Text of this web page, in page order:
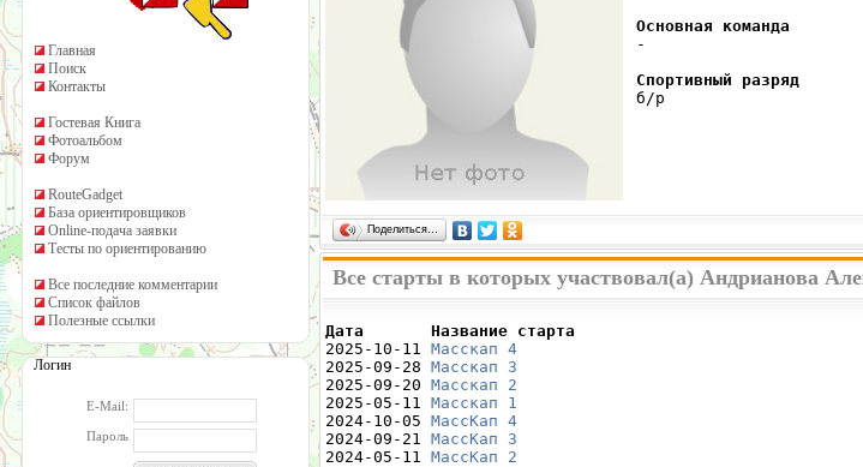
Главная
Поиск
Контакты
Гостевая Книга
Фотоальбом
Форум
RouteGadget
База ориентировщиков
Online-подача заявки
Тесты по ориентированию
Все последние комментарии
Список файлов
Полезные ссылки
Логин
E-Mail:
Пароль
Основная команда
-
Спортивный разряд
б/р
Поделиться…
Все старты в которых участвовал(а) Андрианова
Дата       Название старта
2025-10-11 Масскап 4
2025-09-28 Масскап 3
2025-09-20 Масскап 2
2025-05-11 Масскап 1
2024-10-05 МассКап 4
2024-09-21 МассКап 3
2024-05-11 МассКап 2